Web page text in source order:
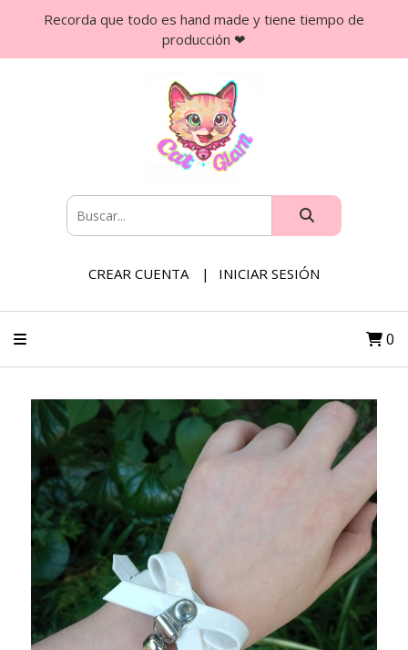
Recorda que todo es hand made y tiene tiempo de
producción ❤
CREAR CUENTA INICIAR SESIÓN
0